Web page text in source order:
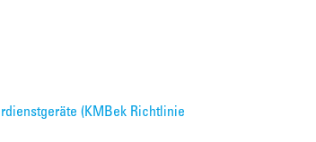
(KMBek Richtlinie